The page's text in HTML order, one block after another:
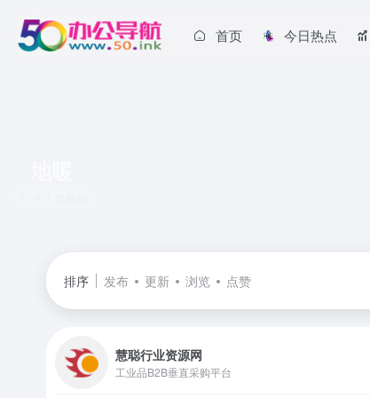
首页 今日热点
排序 发布 更新 浏览 点赞
慧聪行业资源网
工业品B2B垂直采购平台